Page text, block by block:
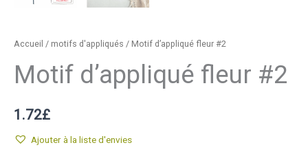
Accueil / motifs d'appliqués / Motif d’appliqué fleur #2
Motif d’appliqué fleur #2
1.72£
Ajouter à la liste d'envies